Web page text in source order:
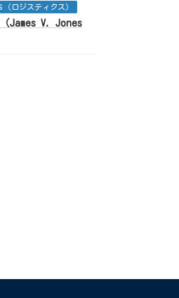
（ロジスティクス）
James V. Jones